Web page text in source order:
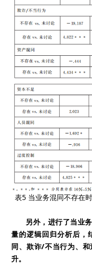
表5 当业务混同不存在
另外，进行了当业
量的逻辑回归分析后，
同、欺诈/不当行为、
升。